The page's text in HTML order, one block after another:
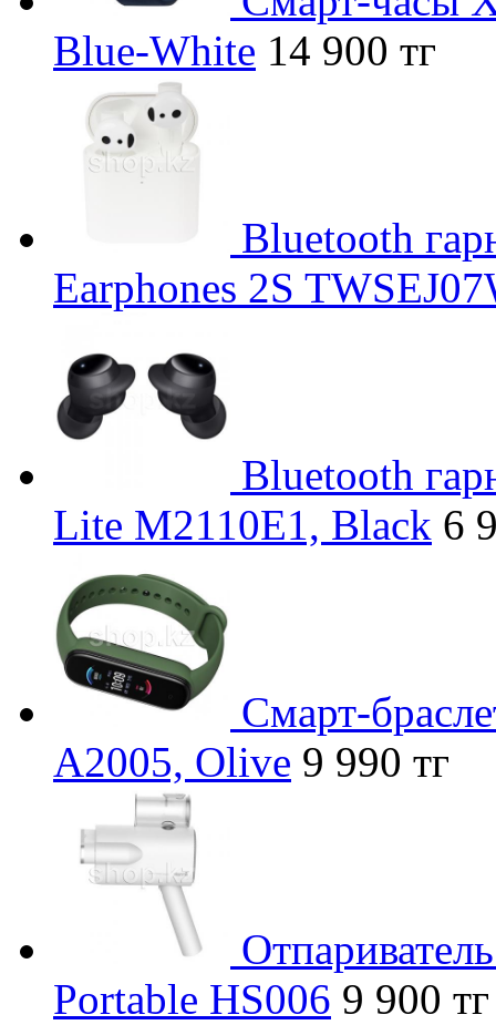
Blue-White 14 900 тг
Bluetooth
Earphones 2S
Bluetooth
Lite M2110E1, Black 6
Смарт-
A2005, Olive 9 990 тг
Portable HS006 9 900 тг